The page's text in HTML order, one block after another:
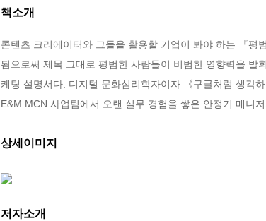
책소개
콘텐츠 크리에이터와 그들을 활용할 기업이 봐야 하는 『
됨으로써 제목 그대로 평범한 사람들이 비범한 영향력을
케팅 설명서다. 디지털 문화심리학자이자 《구글처럼 생각
E&M MCN 사업팀에서 오랜 실무 경험을 쌓은 안정기 매니
상세이미지
저자소개